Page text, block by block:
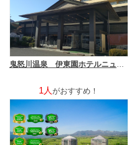
1人 がおすすめ！